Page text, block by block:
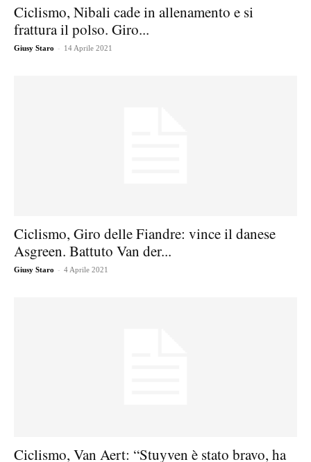
Ciclismo, Nibali cade in allenamento e si
frattura il polso. Giro...
Giusy Staro - 14 Aprile 2021
Ciclismo, Giro delle Fiandre: vince il danese
Asgreen. Battuto Van der...
Giusy Staro - 4 Aprile 2021
Ciclismo, Van Aert: “Stuyven è stato bravo, ha